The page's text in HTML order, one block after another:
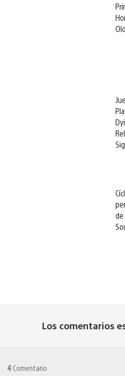
de
Los comentarios
4 Comentario